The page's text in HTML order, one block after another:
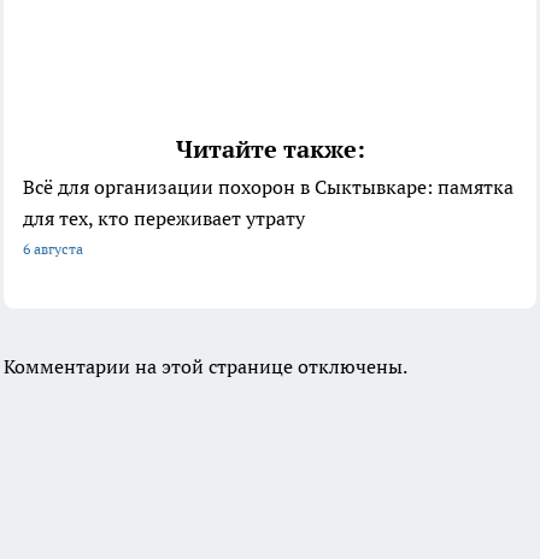
Читайте также:
Всё для организации похорон в Сыктывкаре: памятка
для тех, кто переживает утрату
6 августа
Комментарии на этой странице отключены.